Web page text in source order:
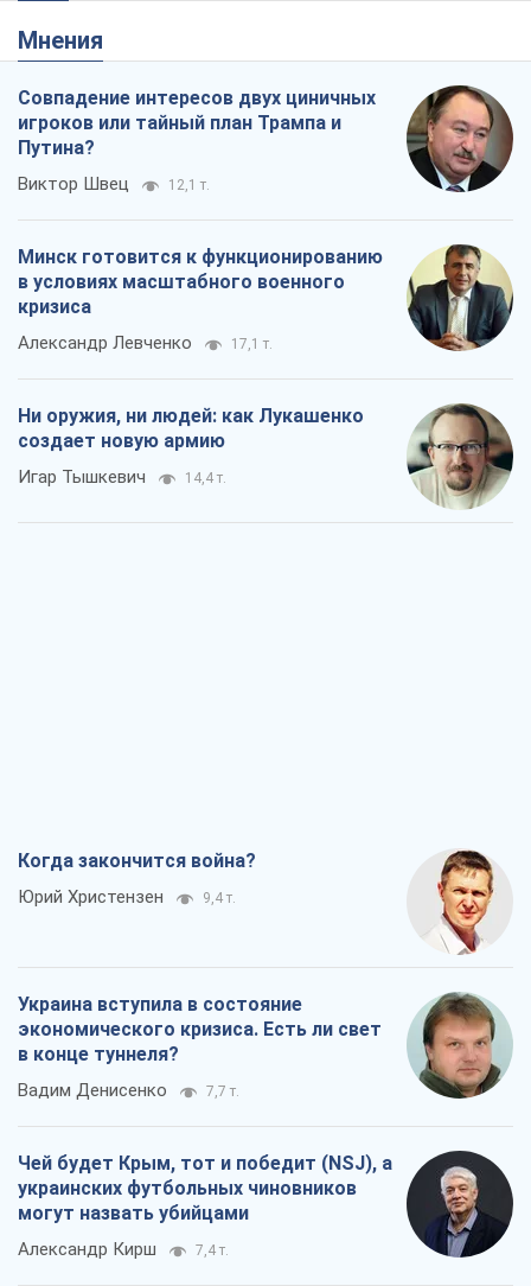
Мнения
Совпадение интересов двух циничных
игроков или тайный план Трампа и
Путина?
Виктор Швец 12,1 т.
Минск готовится к функционированию
в условиях масштабного военного
кризиса
Александр Левченко 17,1 т.
Ни оружия, ни людей: как Лукашенко
создает новую армию
Игар Тышкевич 14,4 т.
Когда закончится война?
Юрий Христензен 9,4 т.
Украина вступила в состояние
экономического кризиса. Есть ли свет
в конце туннеля?
Вадим Денисенко 7,7 т.
Чей будет Крым, тот и победит (NSJ), а
украинских футбольных чиновников
могут назвать убийцами
Александр Кирш 7,4 т.